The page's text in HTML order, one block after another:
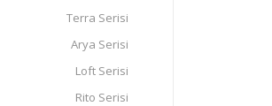
Terra Serisi
Arya Serisi
Loft Serisi
Rito Serisi